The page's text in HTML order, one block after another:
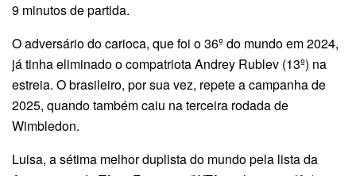
9 minutos de partida.
O adversário do carioca, que foi o 36º do mundo em 2024,
já tinha eliminado o compatriota Andrey Rublev (13º) na
estreia. O brasileiro, por sua vez, repete a campanha de
2025, quando também caiu na terceira rodada de
Wimbledon.
Luisa, a sétima melhor duplista do mundo pela lista da